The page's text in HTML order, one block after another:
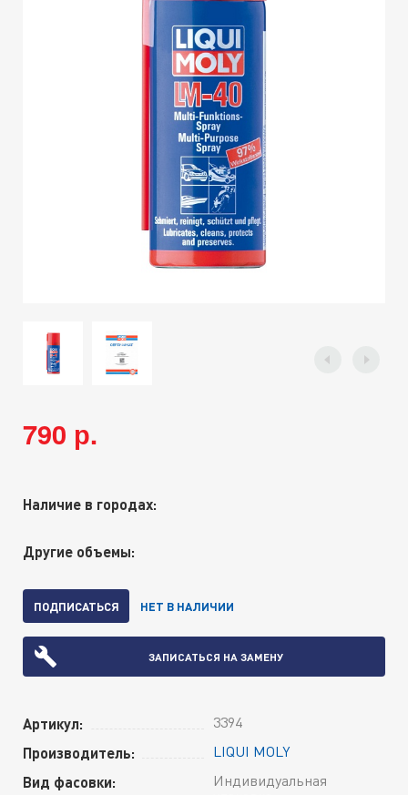
790 р.
Наличие в городах:
Другие объемы:
ПОДПИСАТЬСЯ НЕТ В НАЛИЧИИ
ЗАПИСАТЬСЯ НА ЗАМЕНУ
Артикул: 3394
Производитель: LIQUI MOLY
Вид фасовки:
Индивидуальная